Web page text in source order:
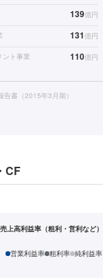
139億円
131億円
ント事業 110億円
告書（2015年3月期）
CF
売上高利益率（粗利・営利など）
営業利益率 粗利率 純利益率